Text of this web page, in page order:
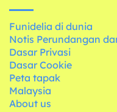
Funidelia di dunia
Notis Perundangan
Dasar Privasi
Dasar Cookie
Peta tapak
Malaysia
About us